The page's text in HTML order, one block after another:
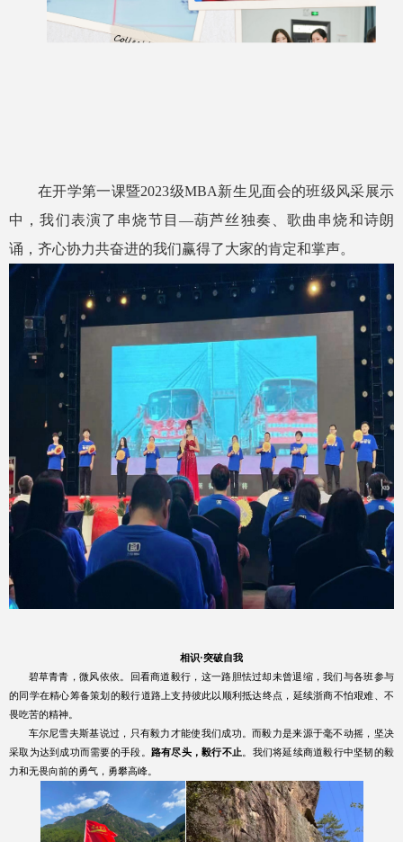
在开学第一课暨2023级MBA新生见面会的班级风采展示
中，我们表演了串烧节目—葫芦丝独奏、歌曲串烧和诗朗
诵，齐心协力共奋进的我们赢得了大家的肯定和掌声。
相识·突破自我
碧草青青，微风依依。回看商道毅行，这一路胆怯过却未曾退缩，我们与各班参与
的同学在精心筹备策划的毅行道路上支持彼此以顺利抵达终点，延续浙商不怕艰难、不
畏吃苦的精神。
车尔尼雪夫斯基说过，只有毅力才能使我们成功。而毅力是来源于毫不动摇，坚决
采取为达到成功而需要的手段。 路有尽头，毅行不止
。我们将延续商道毅行中坚韧的毅
力和无畏向前的勇气，勇攀高峰。